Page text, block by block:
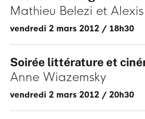
Mathieu Belezi
vendredi 2 mars 2012 / 18h30
Soirée littérature et
Anne Wiazemsky
vendredi 2 mars 2012 / 20h30